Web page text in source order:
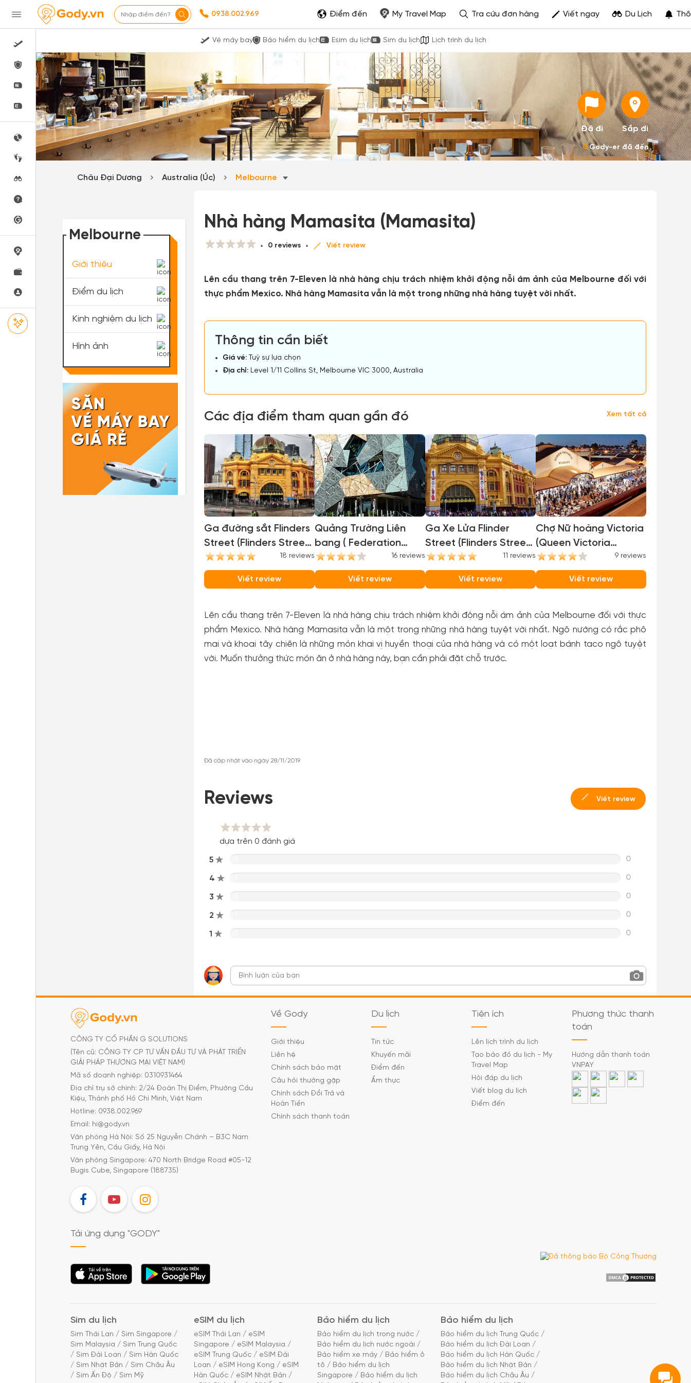
Nhập điểm đến? 0938.002.969 Điểm đến My Travel Map Tra cứu đơn hàng Viết ngay Du Lịch
Vé máy bay Bảo hiểm du lịch Esim du lịch Sim du lịch Lịch trình du lịch
Đã đi Sắp đi
0Gody-er đã đến
Châu Đại Dương Australia (Úc) Melbourne
Nhà hàng Mamasita (Mamasita)
0 reviews Viết review
Lên cầu thang trên 7-Eleven là nhà hàng chịu trách nhiệm khởi động nỗi ám ảnh của Melbourne đối với
thực phẩm Mexico. Nhà hàng Mamasita vẫn là một trong những nhà hàng tuyệt vời nhất.
Thông tin cần biết
Giá vé: Tuỳ sự lựa chọn
Địa chỉ: Level 1/11 Collins St, Melbourne VIC 3000, Australia
Các địa điểm tham quan gần đó Xem tất cả
Ga đường sắt Flinders
Street (Flinders Street
Station)
18 reviews
Viết review
Quảng Trường Liên
bang ( Federation
Square )
16 reviews
Viết review
Ga Xe Lửa Flinder
Street (Flinders Street
Station)
11 reviews
Viết review
Chợ Nữ hoàng Victoria
(Queen Victoria
Market)
9 reviews
Viết review
Lên cầu thang trên 7-Eleven là nhà hàng chịu trách nhiệm khởi động nỗi ám ảnh của Melbourne đối với thực
phẩm Mexico. Nhà hàng Mamasita vẫn là một trong những nhà hàng tuyệt vời nhất. Ngô nướng có rắc phô
mai và khoai tây chiên là những món khai vị huyền thoại của nhà hàng và có một loạt bánh taco ngô tuyệt
vời. Muốn thưởng thức món ăn ở nhà hàng này, bạn cần phải đặt chỗ trước.
Đã cập nhật vào ngày 28/11/2019
Reviews Viết review
dựa trên 0 đánh giá
5 0
4 0
3 0
2 0
1 0
Melbourne
Giới thiệu
Điểm du lịch
Kinh nghiệm du lịch
Hình ảnh
CÔNG TY CỔ PHẦN G SOLUTIONS
(Tên cũ: CÔNG TY CP TƯ VẤN ĐẦU TƯ VÀ PHÁT TRIỂN
GIẢI PHÁP THƯƠNG MẠI VIỆT NAM)
Mã số doanh nghiệp: 0310931464
Địa chỉ trụ sở chính: 2/24 Đoàn Thị Điểm, Phường Cầu
Kiệu, Thành phố Hồ Chí Minh, Việt Nam
Hotline: 0938.002.969
Email: hi@gody.vn
Văn phòng Hà Nội: Số 25 Nguyễn Chánh – B3C Nam
Trung Yên, Cầu Giấy, Hà Nội
Văn phòng Singapore: 470 North Bridge Road #05-12
Bugis Cube, Singapore (188735)
FB YT IG
Về Gody
Giới thiệu
Liên hệ
Chính sách bảo mật
Câu hỏi thường gặp
Chính sách Đổi Trả và
Hoàn Tiền
Chính sách thanh toán
Du lịch
Tin tức
Khuyến mãi
Điểm đến
Ẩm thực
Tiện ích
Lên lịch trình du lịch
Tạo bảo đồ du lịch - My
Travel Map
Hỏi đáp du lịch
Viết blog du lịch
Điểm đến
Phương thức thanh
toán
Hướng dẫn thanh toán
VNPAY
Tải ứng dụng "GODY"
Tải ứng dụng Tải ứng dụng
Sim du lịch
Sim Thái Lan / Sim Singapore /
Sim Malaysia / Sim Trung Quốc
/ Sim Đài Loan / Sim Hàn Quốc
/ Sim Nhật Bản / Sim Châu Âu
/ Sim Ấn Độ / Sim Mỹ
eSIM du lịch
eSIM Thái Lan / eSIM
Singapore / eSIM Malaysia /
eSIM Trung Quốc / eSIM Đài
Loan / eSIM Hong Kong / eSIM
Hàn Quốc / eSIM Nhật Bản /
Bảo hiểm du lịch
Bảo hiểm du lịch trong nước /
Bảo hiểm du lịch nước ngoài /
Bảo hiểm xe máy / Bảo hiểm ô
tô / Bảo hiểm du lịch
Singapore / Bảo hiểm du lịch
Bảo hiểm du lịch
Bảo hiểm du lịch Trung Quốc /
Bảo hiểm du lịch Đài Loan /
Bảo hiểm du lịch Hàn Quốc /
Bảo hiểm du lịch Nhật Bản /
Bảo hiểm du lịch Châu Âu /